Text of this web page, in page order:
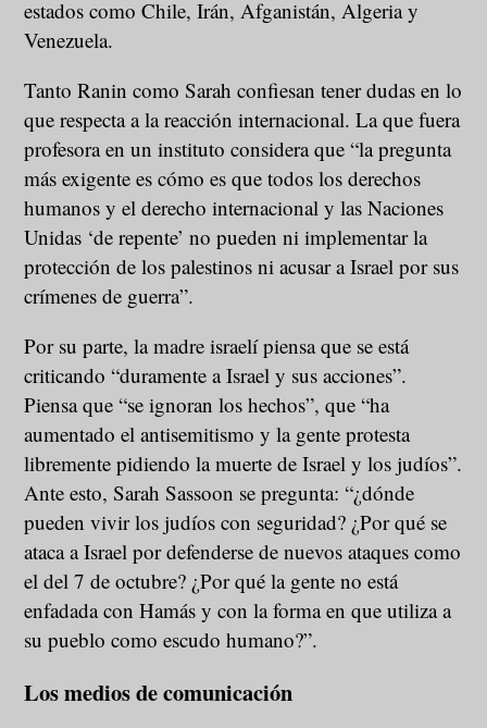
estados como Chile, Irán, Afganistán, Algeria y
Venezuela.
Tanto Ranin como Sarah confiesan tener dudas en lo
que respecta a la reacción internacional. La que fuera
profesora en un instituto considera que “la pregunta
más exigente es cómo es que todos los derechos
humanos y el derecho internacional y las Naciones
Unidas ‘de repente’ no pueden ni implementar la
protección de los palestinos ni acusar a Israel por sus
crímenes de guerra”.
Por su parte, la madre israelí piensa que se está
criticando “duramente a Israel y sus acciones”.
Piensa que “se ignoran los hechos”, que “ha
aumentado el antisemitismo y la gente protesta
libremente pidiendo la muerte de Israel y los judíos”.
Ante esto, Sarah Sassoon se pregunta: “¿dónde
pueden vivir los judíos con seguridad? ¿Por qué se
ataca a Israel por defenderse de nuevos ataques como
el del 7 de octubre? ¿Por qué la gente no está
enfadada con Hamás y con la forma en que utiliza a
su pueblo como escudo humano?”.
Los medios de comunicación